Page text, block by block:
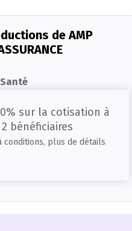
de AMP
sur la cotisation à
bénéficiaires
conditions, plus de détails